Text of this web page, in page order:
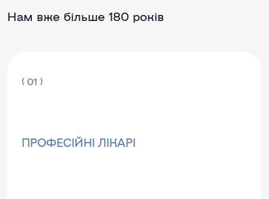
Нам вже більше 180 років
( 01 )
ПРОФЕСІЙНІ ЛІКАРІ